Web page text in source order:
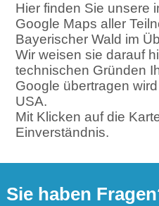
Hier finden Sie unsere
Google Maps aller
Bayerischer Wald im
Wir weisen sie darauf
technischen Gründen
Google übertragen
USA.
Mit Klicken auf die
Einverständnis.
Sie haben